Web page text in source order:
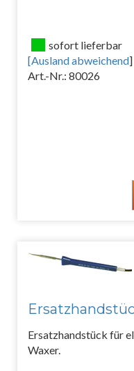
sofort lieferbar
[Ausland abweichend]
Art.-Nr.: 80026
Ersatzhandstück für
Waxer.